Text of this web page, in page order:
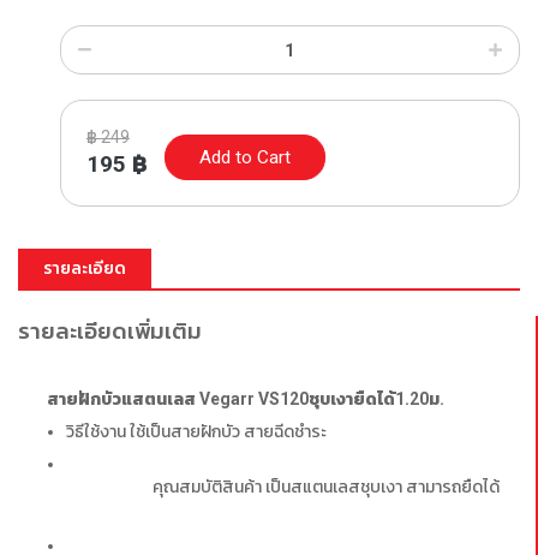
฿249
195 ฿ Add to Cart
รายละเอียด
รายละเอียดเพิ่มเติม
สายฝักบัวแสตนเลส Vegarr VS120ชุบเงายืดได้1.20ม.
วิธีใช้งาน ใช้เป็นสายฝักบัว สายฉีดชำระ
คุณสมบัติสินค้า เป็นสแตนเลสชุบเงา สามารถยืดได้